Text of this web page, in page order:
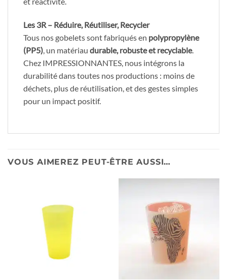
Les 3R – Réduire, Réutiliser, Recycler
Tous nos gobelets sont fabriqués en polypropylène
(PP5), un matériau durable, robuste et recyclable.
Chez IMPRESSIONNANTES, nous intégrons la
durabilité dans toutes nos productions : moins de
déchets, plus de réutilisation, et des gestes simples
pour un impact positif.
VOUS AIMEREZ PEUT-ÊTRE AUSSI…